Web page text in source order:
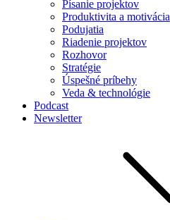
Písanie projektov
Produktivita a motivácia
Podujatia
Riadenie projektov
Rozhovor
Stratégie
Úspešné príbehy
Veda & technológie
Podcast
Newsletter